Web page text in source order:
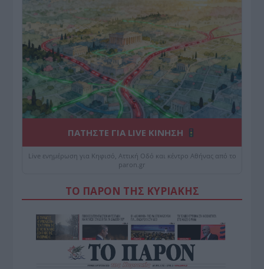
ΠΑΤΗΣΤΕ ΓΙΑ LIVE ΚΙΝΗΣΗ
Live ενημέρωση για Κηφισό, Αττική Οδό και κέντρο Αθήνας από το
paron.gr
ΤΟ ΠΑΡΟΝ ΤΗΣ ΚΥΡΙΑΚΗΣ